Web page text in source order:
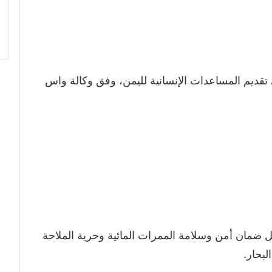
المساعدات الإنسانية لليمن، وفق وكالة واس
ضمان أمن وسلامة الممرات المائية وحرية الملاحة